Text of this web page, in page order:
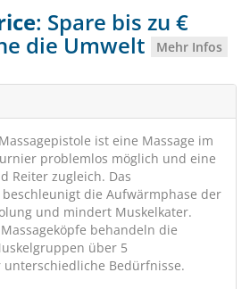
: Spare bis zu €
die Umwelt Mehr Infos
ist eine Massage im
problemlos möglich und eine
Reiter zugleich. Das
die Aufwärmphase der
und mindert Muskelkater.
behandeln die
über 5
Bedürfnisse.